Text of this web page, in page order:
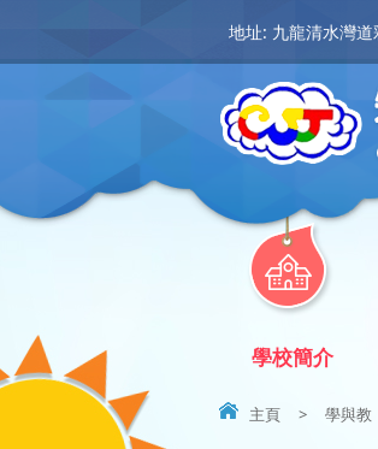
地址: 九龍清水灣
學校簡介
主頁 > 學與教